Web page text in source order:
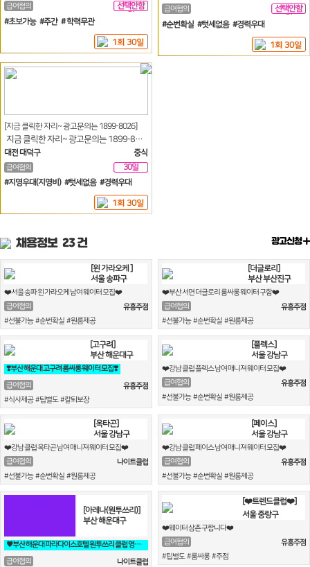
급여협의
선택안함
일
#초보가능 #주간 # 학력무관
1회 30일
급여협의
선택안함
일
#순번확실 #텃세없음 #경력우대
1회 30일
[지금 클릭한 자리~ 광고문의는 1899-8026]
지금 클릭한 자리~ 광고문의는 1899-8026
대전 대덕구
중식
급여협의
30일
#지명우대(지명비) #텃세없음 #경력우대
1회 30일
채용정보 23 건 광고신청
[윈 가라오케 ]
서울 송파구
❤️서울 송파 윈 가라오케 남여 웨이터 모집❤️
급여협의
유흥주점
#선불가능 #순번확실 #원룸제공
[더글로리]
부산 부산진구
❤️부산 서면 더글로리 룸싸롱 웨이터 구함❤️
급여협의
유흥주점
#선불가능 #순번확실 #원룸제공
[고구려]
부산 해운대구
❣️부산 해운대 고구려 룸싸롱 웨이터 모집❣️
급여협의
유흥주점
#식사제공 #팁별도 #칼퇴보장
[플렉스]
서울 강남구
❤️강남 클럽 플렉스 남여 매니져 웨이터 모집❤️
급여협의
유흥주점
#선불가능 #순번확실 #원룸제공
[옥타곤]
서울 강남구
❤️강남 클럽 옥타곤 남여 매니져 웨이터 모집❤️
급여협의
나이트클럽
#선불가능 #순번확실 #원룸제공
[페이스]
서울 강남구
❤️강남 클럽 페이스 남여 매니져 웨이터 모집❤️
급여협의
유흥주점
#선불가능 #순번확실 #원룸제공
[아레나(원투쓰리)]
부산 해운대구
♥️부산 해운대 파라다이스호텔 원투쓰리 클럽 영업진 구합니다♥️
급여협의
나이트클럽
[❤️트렌드클럽❤️]
서울 중랑구
❤️웨이터 삼촌 구합니다❤️
급여협의
유흥주점
#팁별도 #룸싸롱 #주점